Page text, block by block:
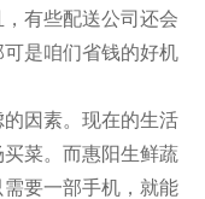
有些配送公司还会
是咱们省钱的好机
因素。现在的生活
菜。而惠阳生鲜蔬
要一部手机，就能